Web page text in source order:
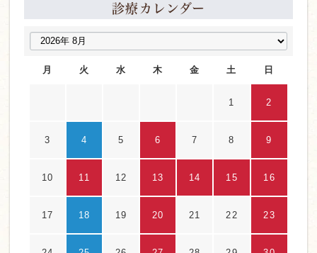
診療カレンダー
月 火 水 木 金 土 日
1 2
3 4 5 6 7 8 9
10 11 12 13 14 15 16
17 18 19 20 21 22 23